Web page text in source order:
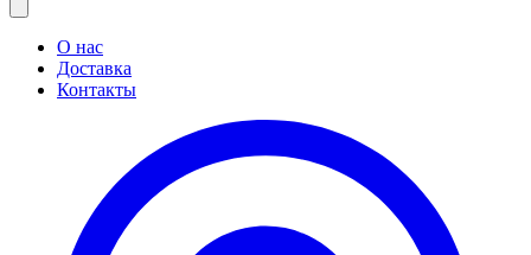
О нас
Доставка
Контакты